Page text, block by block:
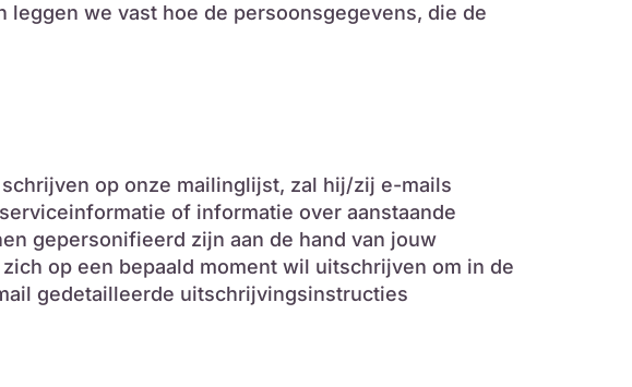
we vast hoe de persoonsgegevens, die de
op onze mailinglijst, zal hij/zij e-mails
of informatie over aanstaande
gepersonifieerd zijn aan de hand van jouw
op een bepaald moment wil uitschrijven om in de
gedetailleerde uitschrijvingsinstructies